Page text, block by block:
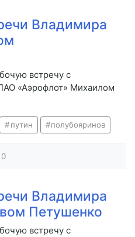
Владимира
встречу с
«Аэрофлот» Михаилом
путин полубояринов
0
Владимира
Петушенко
встречу с